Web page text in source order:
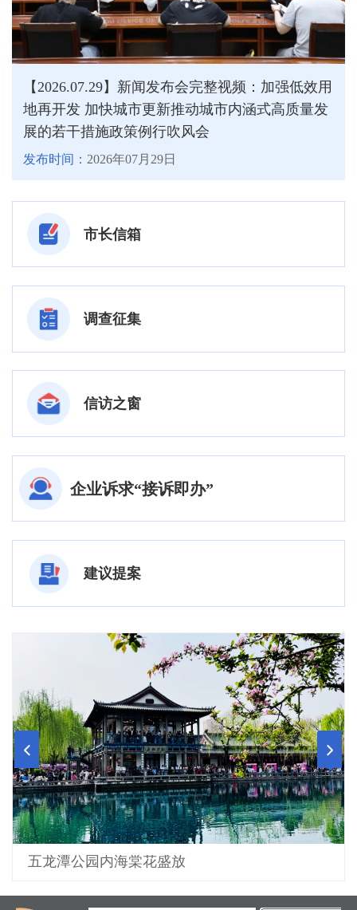
【2026.07.29】新闻发布会完整视频：加强低效用
地再开发 加快城市更新推动城市内涵式高质量发
展的若干措施政策例行吹风会
发布时间： 2026年07月29日
市长信箱
调查征集
信访之窗
企业诉求“接诉即办”
建议提案
五龙潭公园内海棠花盛放